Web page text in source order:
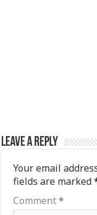
Leave a Reply
Your email
fields are marked
Comment*